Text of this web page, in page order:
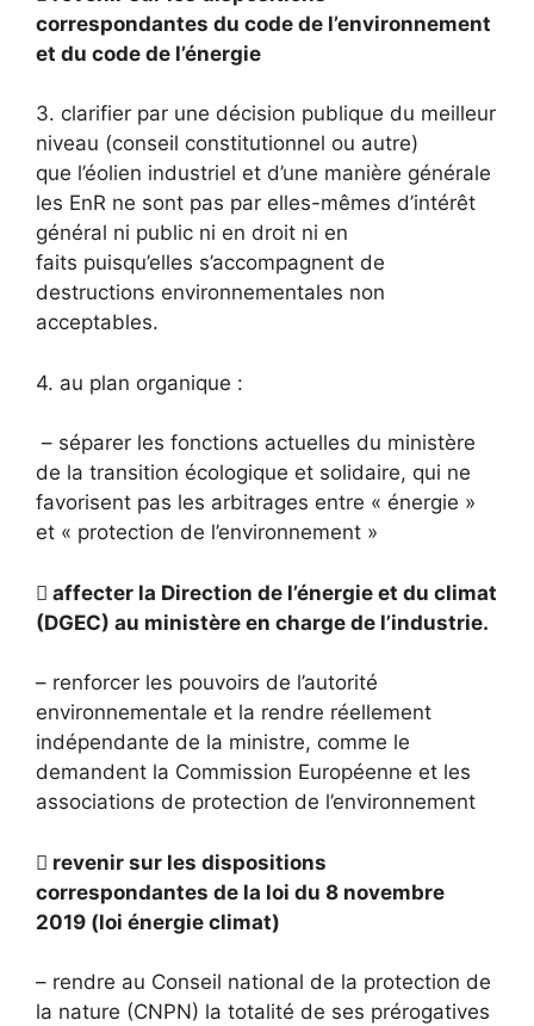
correspondantes du code de l’environnement
et du code de l’énergie
3. clarifier par une décision publique du meilleur
niveau (conseil constitutionnel ou autre)
que l’éolien industriel et d’une manière générale
les EnR ne sont pas par elles-mêmes d’intérêt
général ni public ni en droit ni en
faits puisqu’elles s’accompagnent de
destructions environnementales non
acceptables.
4. au plan organique :
– séparer les fonctions actuelles du ministère
de la transition écologique et solidaire, qui ne
favorisent pas les arbitrages entre « énergie »
et « protection de l’environnement »
 affecter la Direction de l’énergie et du climat
(DGEC) au ministère en charge de l’industrie.
– renforcer les pouvoirs de l’autorité
environnementale et la rendre réellement
indépendante de la ministre, comme le
demandent la Commission Européenne et les
associations de protection de l’environnement
 revenir sur les dispositions
correspondantes de la loi du 8 novembre
2019 (loi énergie climat)
– rendre au Conseil national de la protection de
la nature (CNPN) la totalité de ses prérogatives